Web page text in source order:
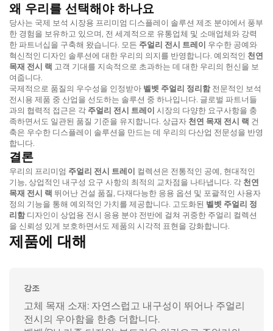
왜 우리를 선택해야 하나요
당사는 국제 보석 시장용 프리미엄 디스플레이 솔루션 제조 분야에서 풍부
한 경험을 보유하고 있으며, 전 세계적으로 유통업체 및 소매업체와 강력
한 파트너십을 구축해 왔습니다. 모든 주얼리 전시 트레이 우수한 공예와
혁신적인 디자인 솔루션에 대한 우리의 의지를 반영합니다. 예외적인 천연
목재 전시 랙 고객 기대를 지속적으로 초과하는 데 대한 우리의 헌신을 보
여줍니다.
국제적으로 품질의 우수성을 인정받아 벨벳 주얼리 정리함전문적인 보석
전시용 제품 중 산업을 선도하는 솔루션 중 하나입니다. 글로벌 파트너들
과의 협력적 접근은 각 주얼리 전시 트레이 시장의 다양한 요구사항을 충
족하면서도 일관된 품질 기준을 유지합니다. 상급자 천연 목재 전시 랙 건
축은 우수한 디스플레이 솔루션을 만드는 데 우리의 다산업 전문성을 반영
합니다.
결론
우리의 프리미엄 주얼리 전시 트레이 컬렉션은 전통적인 공예, 현대적인
기능, 상업적인 내구성 요구 사항의 최적의 교차점을 나타냅니다. 각 천연
목재 전시 랙 뛰어난 건설 품질, 다재다능한 응용 옵션 및 포괄적인 사용자
정의 기능을 통해 예외적인 가치를 제공합니다. 고도화된 벨벳 주얼리 정
리함디자인이 상업용 전시 응용 분야 전반에 걸쳐 귀중한 주얼리 컬렉션
을 신뢰성 있게 보호하면서도 제품의 시각적 표현을 강화합니다.
제품에 대해
강조
고체 목재 소재: 자연스럽고 내구성이 뛰어나 주얼리
전시의 우아함을 한층 더합니다.